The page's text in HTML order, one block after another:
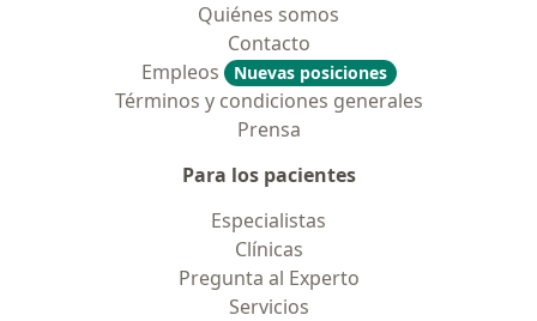
Quiénes somos
Contacto
Empleos
Nuevas posiciones
Términos y condiciones generales
Prensa
Para los pacientes
Especialistas
Clínicas
Pregunta al Experto
Servicios